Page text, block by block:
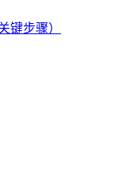
键步骤）